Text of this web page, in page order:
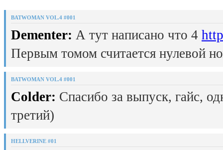
BATWOMAN VOL.4 #001
Dementer: А тут написано что 4
Первым томом считается нулевой
BATWOMAN VOL.4 #001
Colder: Спасибо за выпуск, гайс,
третий)
HELLVERINE #01